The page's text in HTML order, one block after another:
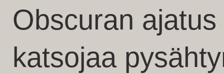
Obscuran
katsojaa